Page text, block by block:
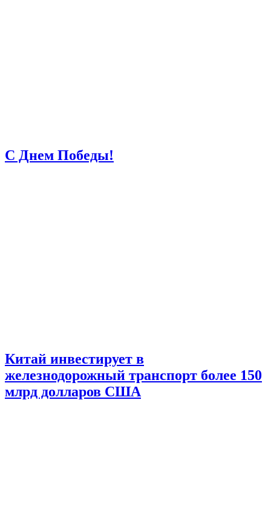
С Днем Победы!
Китай инвестирует в
железнодорожный транспорт более 150
млрд долларов США